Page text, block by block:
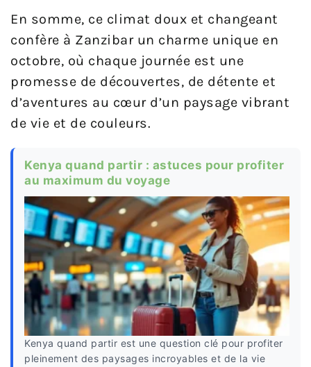
En somme, ce climat doux et changeant
confère à Zanzibar un charme unique en
octobre, où chaque journée est une
promesse de découvertes, de détente et
d’aventures au cœur d’un paysage vibrant
de vie et de couleurs.
Kenya quand partir : astuces pour profiter
au maximum du voyage
Kenya quand partir est une question clé pour profiter
pleinement des paysages incroyables et de la vie